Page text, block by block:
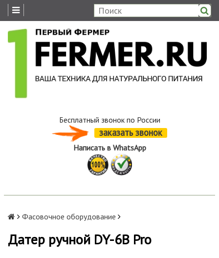
Бесплатный звонок по России
заказать звонок
Написать в WhatsApp
Фасовочное оборудование
Датер ручной DY-6B Pro